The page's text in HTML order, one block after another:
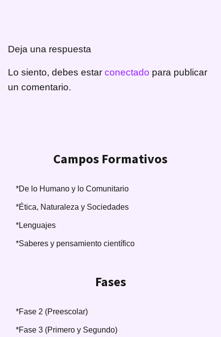
Deja una respuesta
Lo siento, debes estar conectado para publicar
un comentario.
Campos Formativos
*De lo Humano y lo Comunitario
*Ética, Naturaleza y Sociedades
*Lenguajes
*Saberes y pensamiento científico
Fases
*Fase 2 (Preescolar)
*Fase 3 (Primero y Segundo)